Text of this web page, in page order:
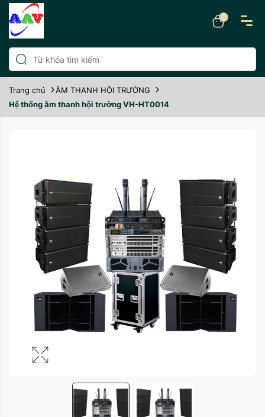
0
Trang chủ
ÂM THANH HỘI TRƯỜNG
Hệ thống âm thanh hội trường VH-HT0014